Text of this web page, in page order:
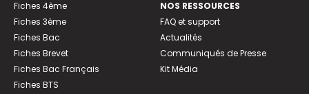
Fiches 4ème
Fiches 3ème
Fiches Bac
Fiches Brevet
Fiches Bac Français
Fiches BTS
NOS RESSOURCES
FAQ et support
Actualités
Communiqués de Presse
Kit Média